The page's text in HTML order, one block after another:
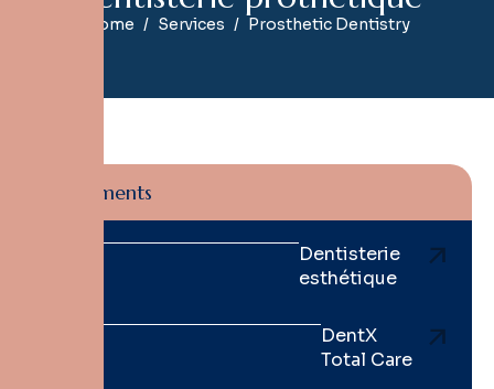
Home Services Prosthetic Dentistry
Traitements
Dentisterie
esthétique
DentX
Total Care